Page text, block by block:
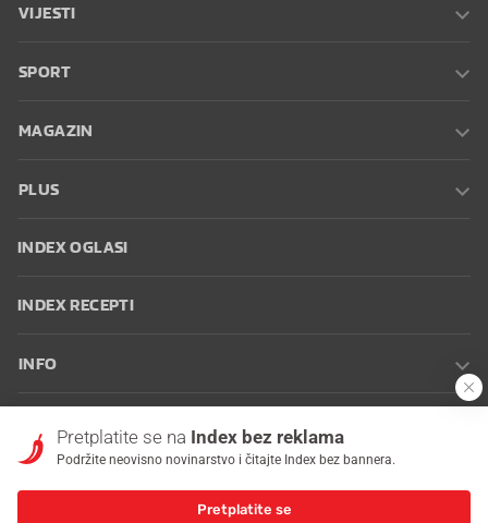
VIJESTI
SPORT
MAGAZIN
PLUS
INDEX OGLASI
INDEX RECEPTI
INFO
korištenja
Postavke kolačića
Pretplatite se na Index bez reklama
Podržite neovisno novinarstvo i čitajte Index bez bannera.
Pretplatite se